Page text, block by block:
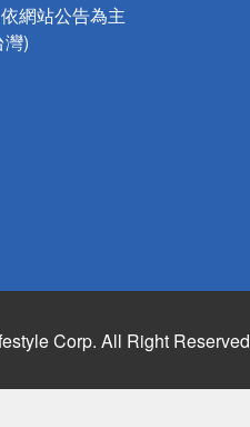
網站公告為主
)
Corp. All Right Reserved